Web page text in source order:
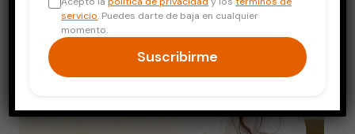
servicio. Puedes darte de baja en cualquier
momento.
Suscribirme